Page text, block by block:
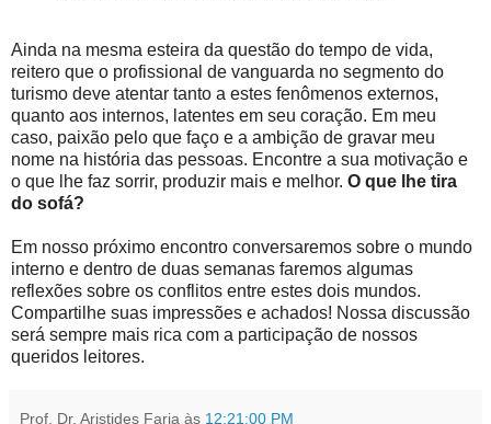
Ainda na mesma esteira da questão do tempo de vida,
reitero que o profissional de vanguarda no segmento do
turismo deve atentar tanto a estes fenômenos externos,
quanto aos internos, latentes em seu coração. Em meu
caso, paixão pelo que faço e a ambição de gravar meu
nome na história das pessoas. Encontre a sua motivação e
o que lhe faz sorrir, produzir mais e melhor. O que lhe tira
do sofá?
Em nosso próximo encontro conversaremos sobre o mundo
interno e dentro de duas semanas faremos algumas
reflexões sobre os conflitos entre estes dois mundos.
Compartilhe suas impressões e achados! Nossa discussão
será sempre mais rica com a participação de nossos
queridos leitores.
Prof. Dr. Aristides Faria às 12:21:00 PM